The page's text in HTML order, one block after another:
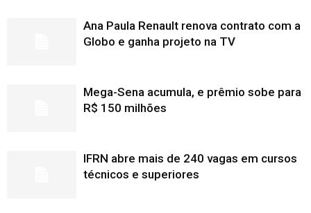
Ana Paula Renault renova contrato com a
Globo e ganha projeto na TV
Mega-Sena acumula, e prêmio sobe para
R$ 150 milhões
IFRN abre mais de 240 vagas em cursos
técnicos e superiores